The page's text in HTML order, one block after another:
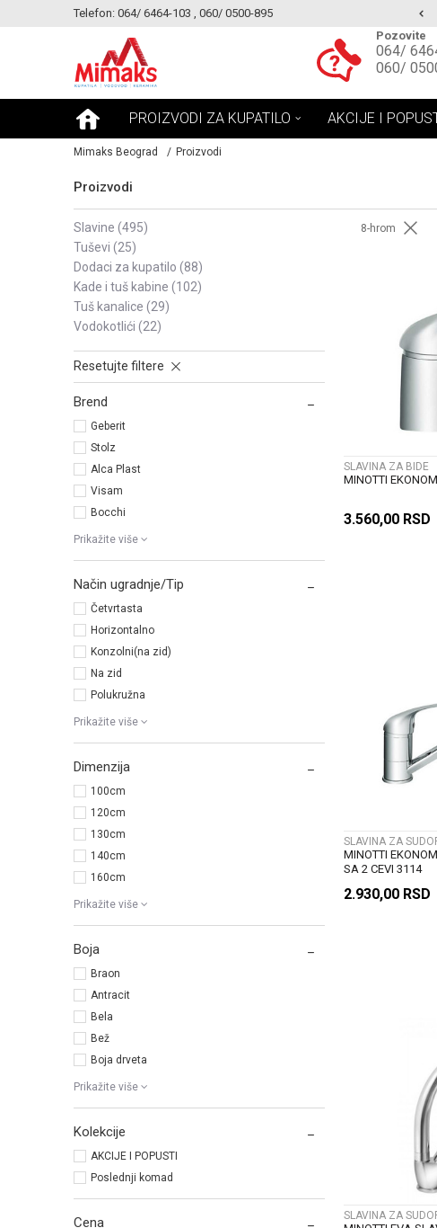
Telefon: 064/ 6464-103 , 060/ 0500-895
MOGUCNOST MONTAŽE PROIZVODA
Pozovite
064/
060/
PROIZVODI ZA KUPATILO AKCIJE I
Mimaks Beograd Proizvodi
Proizvodi
slavine (495)
tuševi (25)
dodaci za kupatilo (88)
kade i tuš kabine (102)
tuš kanalice (29)
vodokotlići (22)
Resetujte filtere
Brend
Geberit
Stolz
Alca Plast
Visam
Bocchi
Prikažite više
Način ugradnje/Tip
Četvrtasta
Horizontalno
Konzolni(na zid)
Na zid
Polukružna
Prikažite više
Dimenzija
100cm
120cm
130cm
140cm
160cm
Prikažite više
Boja
Braon
Antracit
Bela
Bež
Boja drveta
Prikažite više
Kolekcije
AKCIJE I POPUSTI
Poslednji komad
Cena
8-hrom
SLAVINA ZA BIDE
MINOTTI
3.560,00 RSD
SLAVINA ZA
MINOTTI
SA 2 CEVI 3114
2.930,00 RSD
SLAVINA ZA